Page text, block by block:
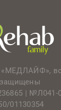
защищены
| №Л041-
01130354